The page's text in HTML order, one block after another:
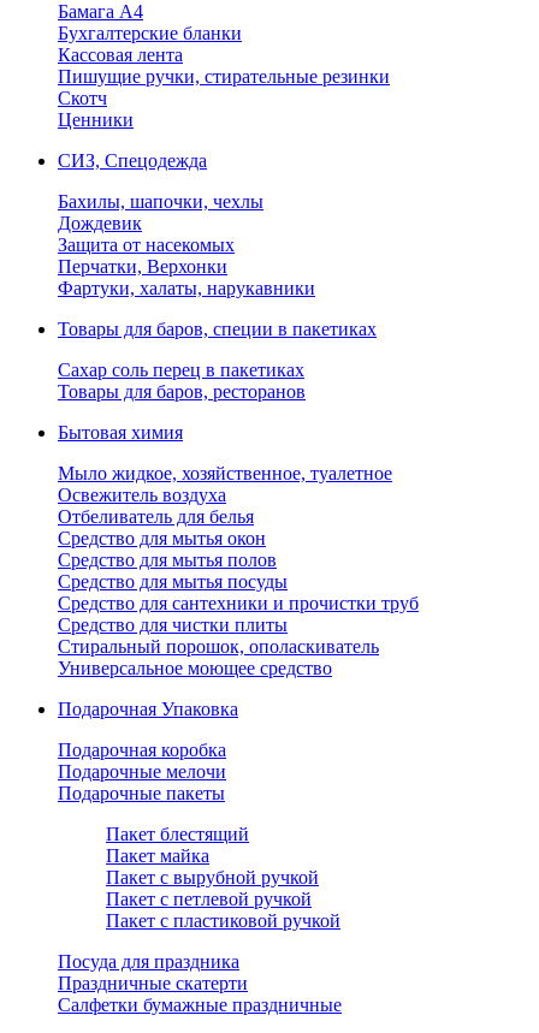
Бамага А4
Бухгалтерские бланки
Кассовая лента
Пишущие ручки, стирательные резинки
Скотч
Ценники
СИЗ, Спецодежда
Бахилы, шапочки, чехлы
Дождевик
Защита от насекомых
Перчатки, Верхонки
Фартуки, халаты, нарукавники
Товары для баров, специи в пакетиках
Сахар соль перец в пакетиках
Товары для баров, ресторанов
Бытовая химия
Мыло жидкое, хозяйственное, туалетное
Освежитель воздуха
Отбеливатель для белья
Средство для мытья окон
Средство для мытья полов
Средство для мытья посуды
Средство для сантехники и прочистки труб
Средство для чистки плиты
Стиральный порошок, ополаскиватель
Универсальное моющее средство
Подарочная Упаковка
Подарочная коробка
Подарочные мелочи
Подарочные пакеты
Пакет блестящий
Пакет майка
Пакет с вырубной ручкой
Пакет с петлевой ручкой
Пакет с пластиковой ручкой
Посуда для праздника
Праздничные скатерти
Салфетки бумажные праздничные